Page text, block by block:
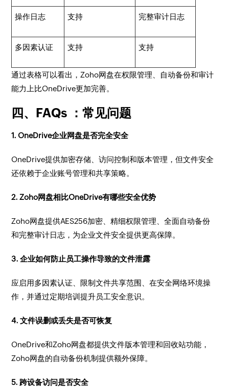
操作日志 支持 完整审计日志
多因素认证 支持 支持
通过表格可以看出，Zoho网盘在权限管理、自动备份和审计
能力上比OneDrive更加完善。
四、FAQs ：常见问题
1. OneDrive企业网盘是否完全安全
OneDrive提供加密存储、访问控制和版本管理，但文件安全
还依赖于企业账号管理和共享策略。
2. Zoho网盘相比OneDrive有哪些安全优势
Zoho网盘提供AES256加密、精细权限管理、全面自动备份
和完整审计日志，为企业文件安全提供更高保障。
3. 企业如何防止员工操作导致的文件泄露
应启用多因素认证、限制文件共享范围、在安全网络环境操
作，并通过定期培训提升员工安全意识。
4. 文件误删或丢失是否可恢复
OneDrive和Zoho网盘都提供文件版本管理和回收站功能，
Zoho网盘的自动备份机制提供额外保障。
5. 跨设备访问是否安全